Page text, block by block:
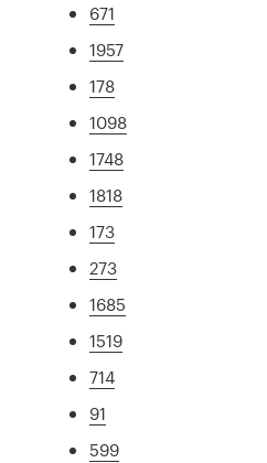
671
1957
178
1098
1748
1818
173
273
1685
1519
714
91
599